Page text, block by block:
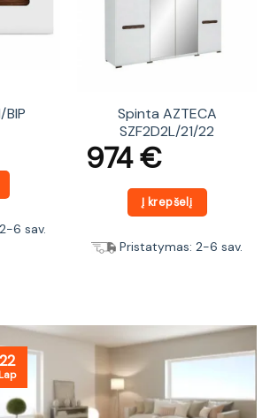
BIP
6 sav.
Spinta AZTECA
SZF2D2L/21/22
974€
Į krepšelį
Pristatymas: 2-6 sav.
22
Lap